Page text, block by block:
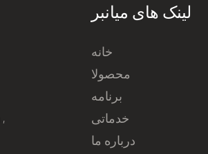
,
لینک های میانبر
خانه
محصولا
برنامه
خدماتی
درباره ما